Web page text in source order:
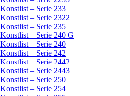
Konstlist – Serie 233
Konstlist – Serie 2322
Konstlist – Serie 235
Konstlist – Serie 240 G
Konstlist – Serie 240
Konstlist – Serie 242
Konstlist – Serie 2442
Konstlist – Serie 2443
Konstlist – Serie 250
Konstlist – Serie 254